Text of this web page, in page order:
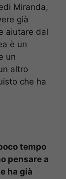
Miranda,
già
aiutare dal
è un
un
altro
che ha
tempo
pensare a
ha già